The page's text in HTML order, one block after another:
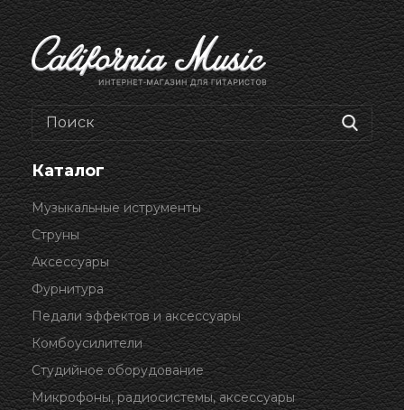
Каталог
Музыкальные иструменты
Струны
Аксессуары
Фурнитура
Педали эффектов и аксессуары
Комбоусилители
Студийное оборудование
Микрофоны, радиосистемы, аксессуары